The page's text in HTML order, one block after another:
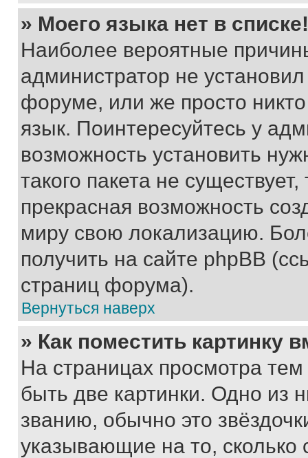
» Моего языка нет в списке!
Наиболее вероятные
администратор не
форуме, или же просто
язык. Поинтересуйтесь у
возможность установить
такого пакета не
прекрасная возможность
миру свою локализацию.
получить на сайте phpBB
страниц форума).
Вернуться наверх
» Как поместить картинку
На страницах просмотра
быть две картинки. Одно из
званию, обычно это
указывающие на то,